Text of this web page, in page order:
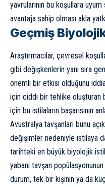
yavrularının bu koşullara
avantaja sahip olması akla
Geçmiş
Araştırmacılar, çevresel
gibi değişkenlerin yanı sıra
önemli bir etkisi olduğunu
için ciddi bir tehlike oluşturan
için bu istilaların başarısının
Avustralya tavşanları bunu
değişimler nedeniyle istilaya
tarihteki en büyük biyolojik
yabani tavşan
durum, tek bir kişinin ya da